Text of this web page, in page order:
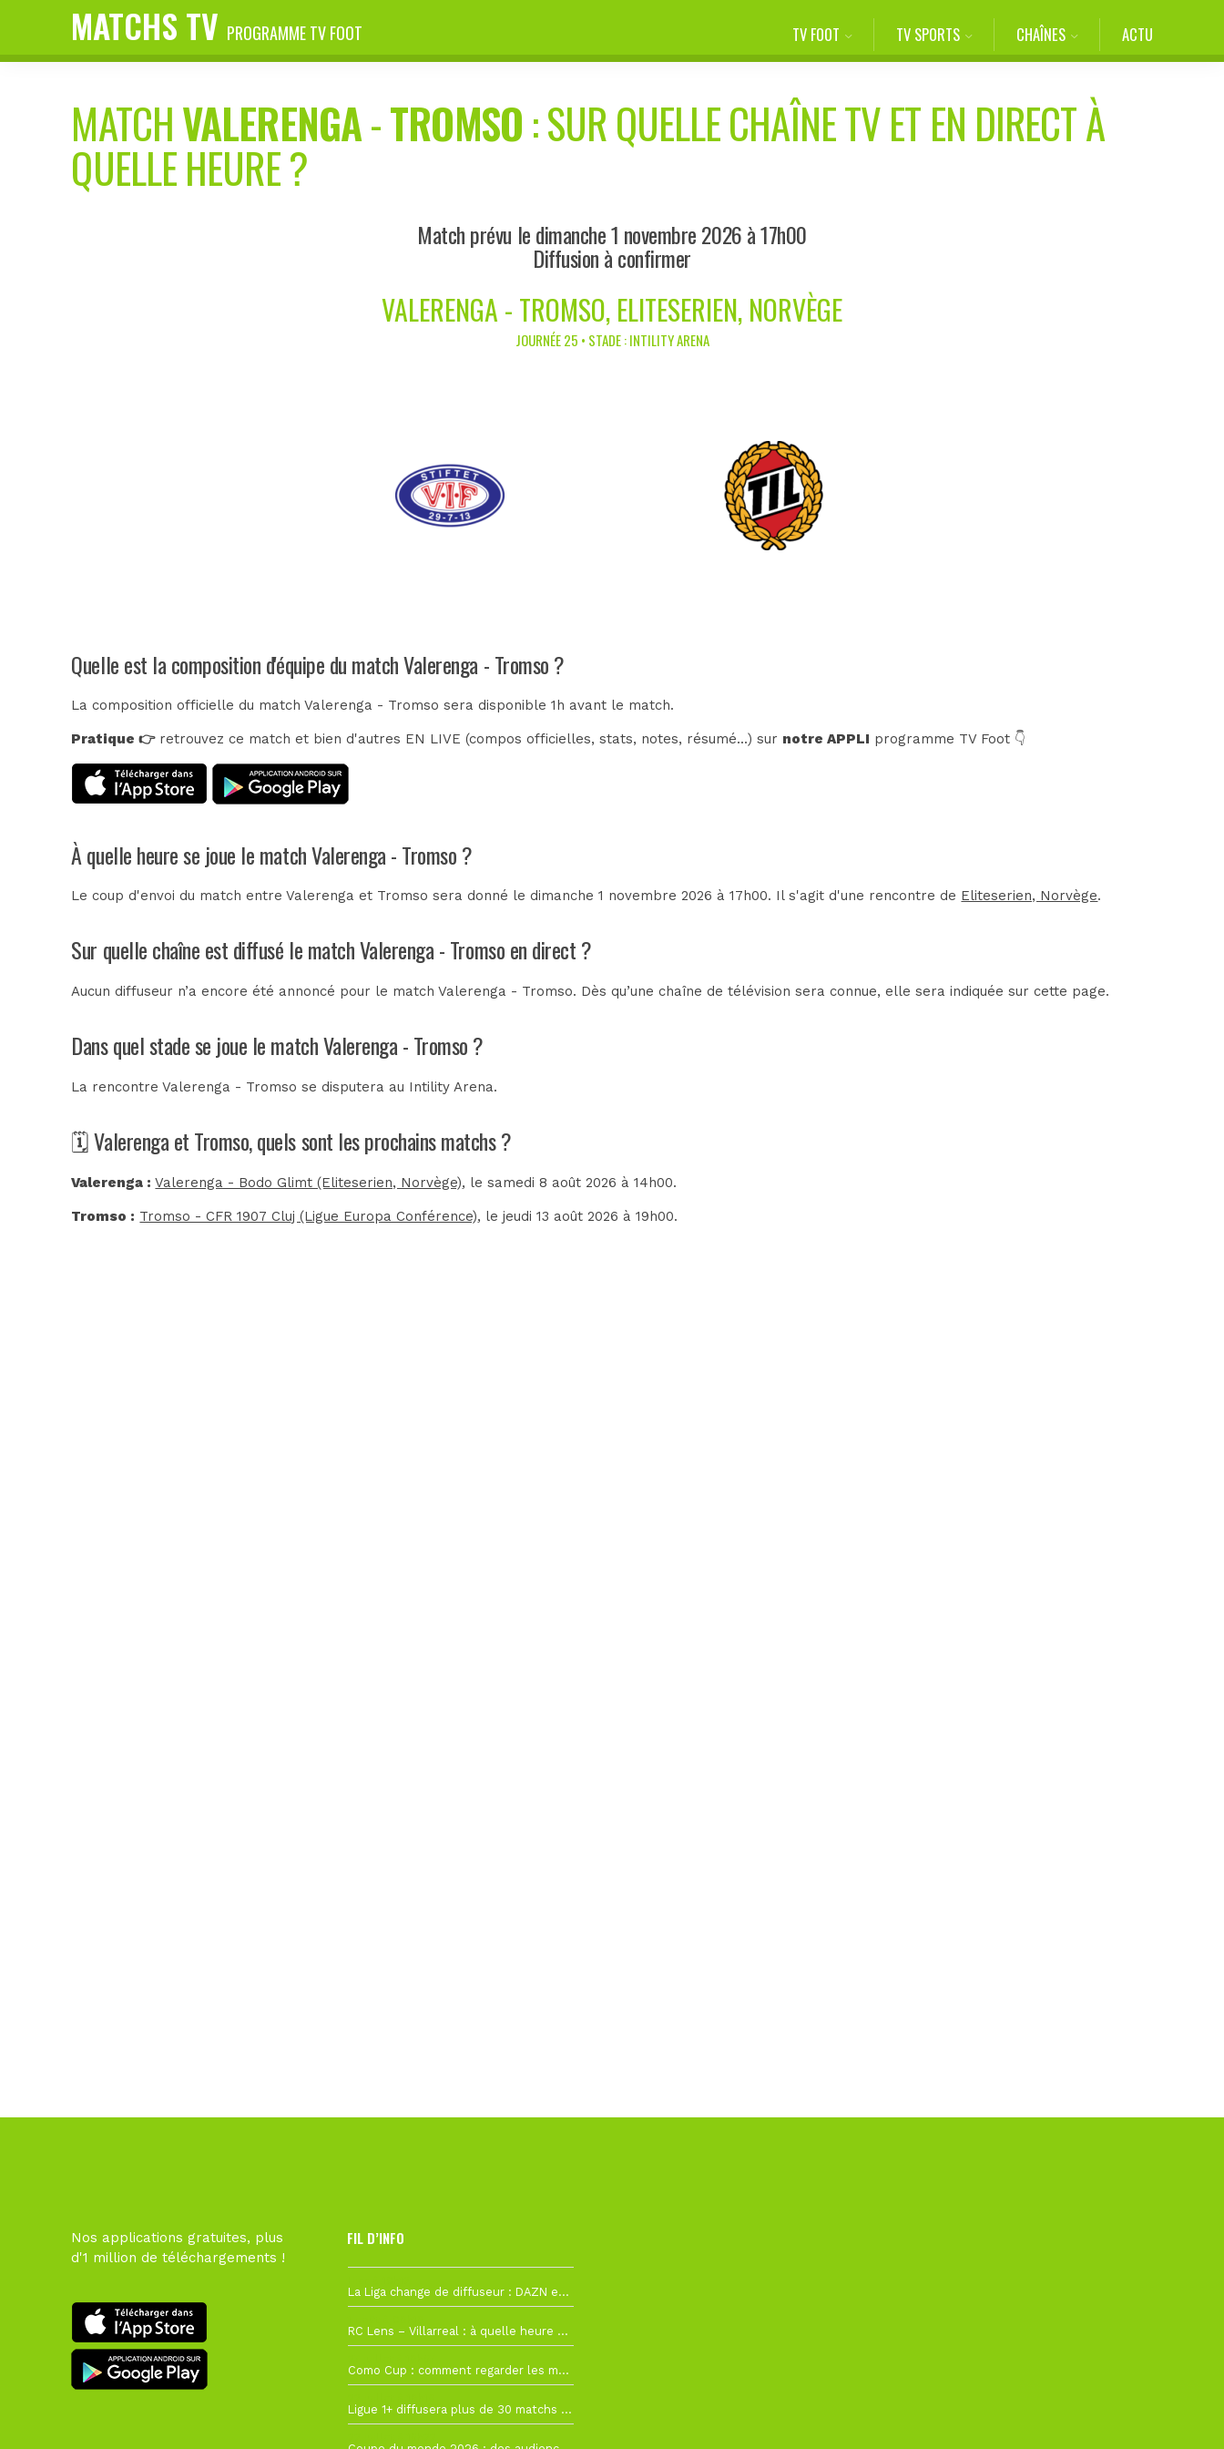
MATCHS TV PROGRAMME TV FOOT TV FOOT TV SPORTS CHAÎNES ACTU
MATCHVALERENGA-TROMSO: SUR QUELLE CHAÎNE TV ET EN DIRECT À
QUELLE HEURE ?
Match prévu le dimanche 1 novembre 2026 à 17h00
Diffusion à confirmer
VALERENGA - TROMSO, ELITESERIEN, NORVÈGE
JOURNÉE 25 • STADE : INTILITY ARENA
Quelle est la composition d'équipe du match Valerenga - Tromso ?
La composition officielle du match Valerenga - Tromso sera disponible 1h avant le match.
Pratique 👉retrouvez ce match et bien d'autres EN LIVE (compos officielles, stats, notes, résumé...) sur notre APPLI programme TV Foot 👇
À quelle heure se joue le match Valerenga - Tromso ?
Le coup d'envoi du match entre Valerenga et Tromso sera donné le dimanche 1 novembre 2026 à 17h00. Il s'agit d'une rencontre de Eliteserien, Norvège.
Sur quelle chaîne est diffusé le match Valerenga - Tromso en direct ?
Aucun diffuseur n’a encore été annoncé pour le match Valerenga - Tromso. Dès qu’une chaîne de télévision sera connue, elle sera indiquée sur cette page.
Dans quel stade se joue le match Valerenga - Tromso ?
La rencontre Valerenga - Tromso se disputera au Intility Arena.
🗓️ Valerenga et Tromso, quels sont les prochains matchs ?
Valerenga : Valerenga - Bodo Glimt (Eliteserien, Norvège), le samedi 8 août 2026 à 14h00.
Tromso : Tromso - CFR 1907 Cluj (Ligue Europa Conférence), le jeudi 13 août 2026 à 19h00.
Nos applications gratuites, plus
d'1 million de téléchargements !
FIL D’INFO
La Liga change de diffuseur : DAZN et Disney+ remplacent beIN Sports !
RC Lens – Villarreal : à quelle heure et sur quelle chaîne voir la finale de la Como Cup ?
Como Cup : comment regarder les matchs du RC Lens en direct ?
Ligue 1+ diffusera plus de 30 matchs amicaux avant la reprise de la Ligue 1